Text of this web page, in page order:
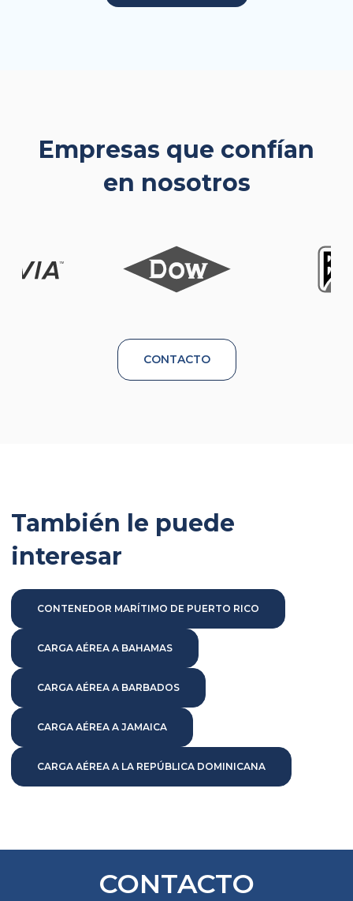
Empresas que confían
en nosotros
CONTACTO
También le puede
interesar
CONTENEDOR MARÍTIMO DE PUERTO RICO
CARGA AÉREA A BAHAMAS
CARGA AÉREA A BARBADOS
CARGA AÉREA A JAMAICA
CARGA AÉREA A LA REPÚBLICA DOMINICANA
CONTACTO